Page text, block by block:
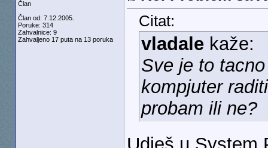
Član
Član od: 7.12.2005.
Poruke: 314
Zahvalnice: 9
Zahvaljeno 17 puta na 13 poruka
Citat:
vladalekaže:
Sve je to
kompjuter
probam ili ne?